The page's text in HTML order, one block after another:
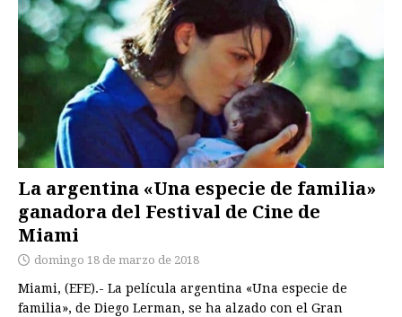
La argentina «Una especie de familia»
ganadora del Festival de Cine de
Miami
domingo 18 de marzo de 2018
Miami, (EFE).- La película argentina «Una especie de
familia», de Diego Lerman, se ha alzado con el Gran